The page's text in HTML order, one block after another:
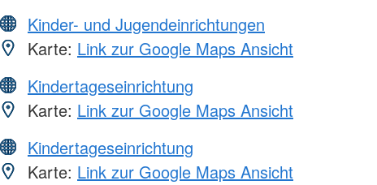
Kinder- und Jugendeinrichtungen
Karte: Link zur Google Maps Ansicht
Kindertageseinrichtung
Karte: Link zur Google Maps Ansicht
Kindertageseinrichtung
Karte: Link zur Google Maps Ansicht